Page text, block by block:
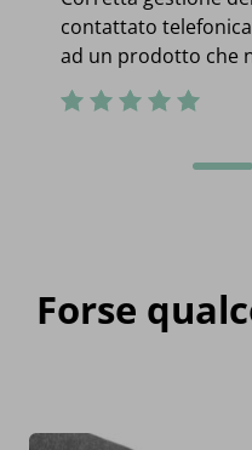
contattato
ad un prodotto che
Forse